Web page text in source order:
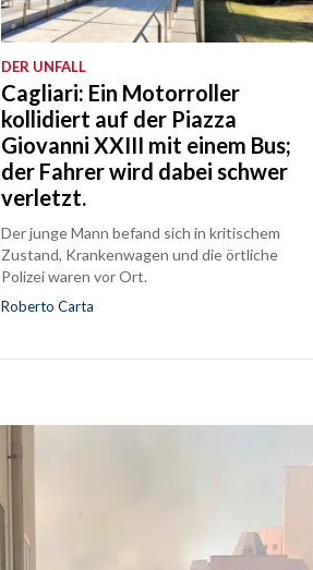
DER UNFALL
Cagliari: Ein Motorroller
kollidiert auf der Piazza
Giovanni XXIII mit einem Bus;
der Fahrer wird dabei schwer
verletzt.
Der junge Mann befand sich in kritischem
Zustand, Krankenwagen und die örtliche
Polizei waren vor Ort.
Roberto Carta